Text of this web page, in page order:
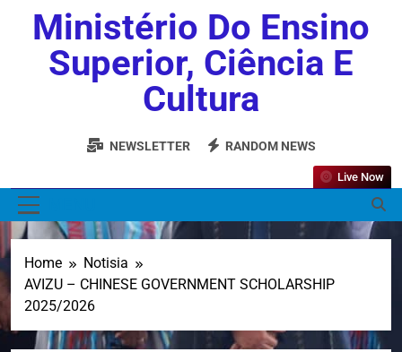
Ministério Do Ensino
Superior, Ciência E
Cultura
NEWSLETTER RANDOM NEWS
Live Now
Home
Notisia
AVIZU – CHINESE GOVERNMENT SCHOLARSHIP
2025/2026